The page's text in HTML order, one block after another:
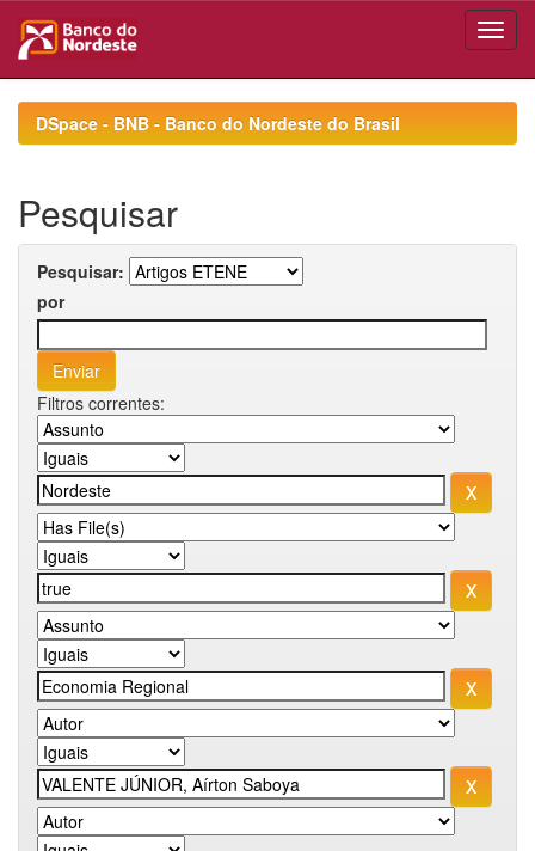
navigationDSpace - BNB - Banco do Nordeste do Brasil
Pesquisar
Pesquisar:
por
Filtros correntes: